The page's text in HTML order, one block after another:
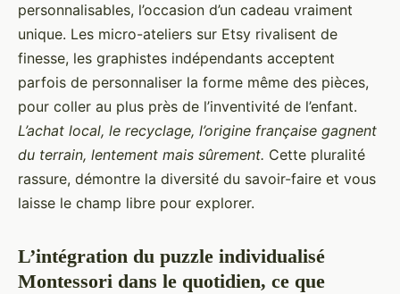
personnalisables, l’occasion d’un cadeau vraiment
unique. Les micro-ateliers sur Etsy rivalisent de
finesse, les graphistes indépendants acceptent
parfois de personnaliser la forme même des pièces,
pour coller au plus près de l’inventivité de l’enfant.
L’achat local, le recyclage, l’origine française gagnent
du terrain, lentement mais sûrement. Cette pluralité
rassure, démontre la diversité du savoir-faire et vous
laisse le champ libre pour explorer.
L’intégration du puzzle individualisé
Montessori dans le quotidien, ce que